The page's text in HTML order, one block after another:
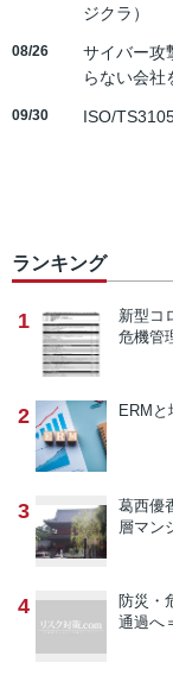
ジクラ）
08/26
サイバー攻
らない会社
09/30 ISO/
ランキング
1 新型コ
危機管
2 ERMと
3 葛西優
層マン
4 防災・
通過へ